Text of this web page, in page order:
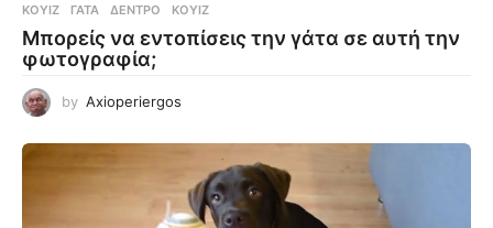
ΚΟΥΊΖ ΓΆΤΑ ,ΔΈΝΤΡΟ ,ΚΟΥΊΖ
Μπορείς να εντοπίσεις την γάτα σε αυτή την
φωτογραφία;
by Axioperiergos